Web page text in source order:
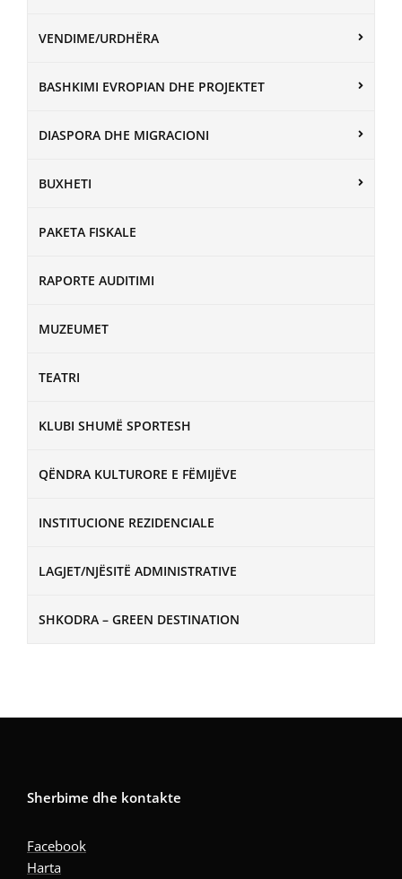
VENDIME/URDHËRA
BASHKIMI EVROPIAN DHE PROJEKTET
DIASPORA DHE MIGRACIONI
BUXHETI
PAKETA FISKALE
RAPORTE AUDITIMI
MUZEUMET
TEATRI
KLUBI SHUMË SPORTESH
QËNDRA KULTURORE E FËMIJËVE
INSTITUCIONE REZIDENCIALE
LAGJET/NJËSITË ADMINISTRATIVE
SHKODRA – GREEN DESTINATION
Sherbime dhe kontakte
Facebook
Harta